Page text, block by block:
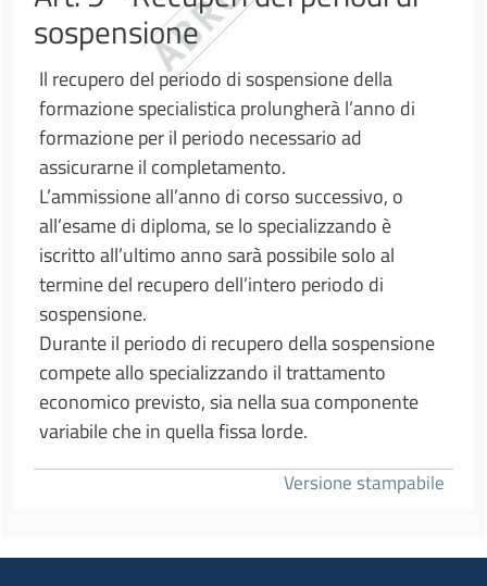
sospensione
Il recupero del periodo di sospensione della
formazione specialistica prolungherà l’anno di
formazione per il periodo necessario ad
assicurarne il completamento.
L’ammissione all’anno di corso successivo, o
all’esame di diploma, se lo specializzando è
iscritto all’ultimo anno sarà possibile solo al
termine del recupero dell’intero periodo di
sospensione.
Durante il periodo di recupero della sospensione
compete allo specializzando il trattamento
economico previsto, sia nella sua componente
variabile che in quella fissa lorde.
Versione stampabile